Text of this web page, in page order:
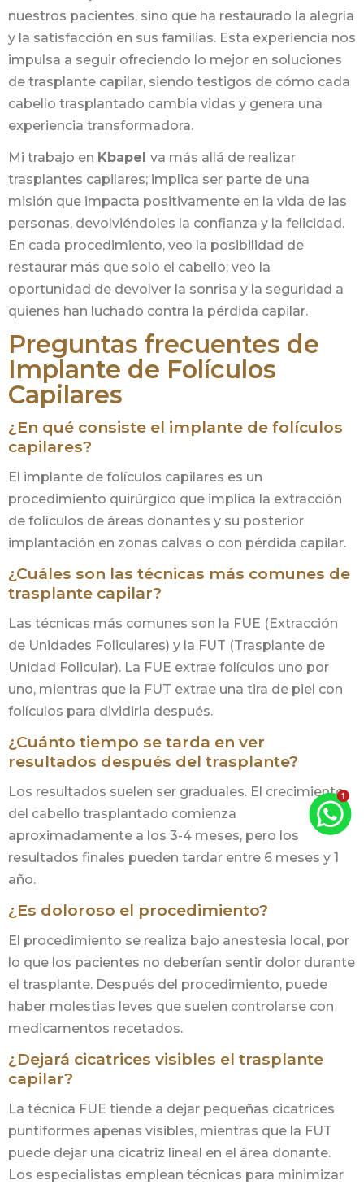
nuestros pacientes, sino que ha restaurado la alegría
y la satisfacción en sus familias. Esta experiencia nos
impulsa a seguir ofreciendo lo mejor en soluciones
de trasplante capilar, siendo testigos de cómo cada
cabello trasplantado cambia vidas y genera una
experiencia transformadora.
Mi trabajo en Kbapel va más allá de realizar
trasplantes capilares; implica ser parte de una
misión que impacta positivamente en la vida de las
personas, devolviéndoles la confianza y la felicidad.
En cada procedimiento, veo la posibilidad de
restaurar más que solo el cabello; veo la
oportunidad de devolver la sonrisa y la seguridad a
quienes han luchado contra la pérdida capilar.
Preguntas frecuentes de
Implante de Folículos
Capilares
¿En qué consiste el implante de folículos
capilares?
El implante de folículos capilares es un
procedimiento quirúrgico que implica la extracción
de folículos de áreas donantes y su posterior
implantación en zonas calvas o con pérdida capilar.
¿Cuáles son las técnicas más comunes de
trasplante capilar?
Las técnicas más comunes son la FUE (Extracción
de Unidades Foliculares) y la FUT (Trasplante de
Unidad Folicular). La FUE extrae folículos uno por
uno, mientras que la FUT extrae una tira de piel con
folículos para dividirla después.
¿Cuánto tiempo se tarda en ver
resultados después del trasplante?
Los resultados suelen ser graduales. El crecimiento
del cabello trasplantado comienza
aproximadamente a los 3-4 meses, pero los
resultados finales pueden tardar entre 6 meses y 1
año.
¿Es doloroso el procedimiento?
El procedimiento se realiza bajo anestesia local, por
lo que los pacientes no deberían sentir dolor durante
el trasplante. Después del procedimiento, puede
haber molestias leves que suelen controlarse con
medicamentos recetados.
¿Dejará cicatrices visibles el trasplante
capilar?
La técnica FUE tiende a dejar pequeñas cicatrices
puntiformes apenas visibles, mientras que la FUT
puede dejar una cicatriz lineal en el área donante.
Los especialistas emplean técnicas para minimizar